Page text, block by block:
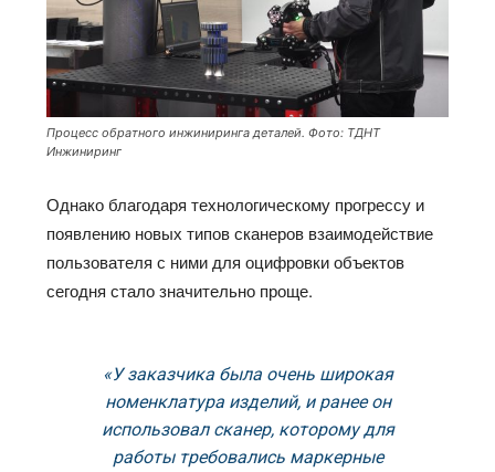
Процесс обратного инжиниринга деталей. Фото: ТДНТ
Инжиниринг
Однако благодаря технологическому прогрессу и
появлению новых типов сканеров взаимодействие
пользователя с ними для оцифровки объектов
сегодня стало значительно проще.
«У заказчика была очень широкая
номенклатура изделий, и ранее он
использовал сканер, которому для
работы требовались маркерные